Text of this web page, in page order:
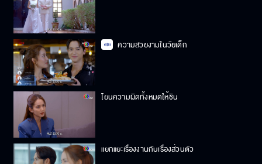
ความสวยงามในวัยเด็ก
โยนความผิดทั้งหมดให้ชิน
แยกแยะเรื่องงานกับเรื่องส่วนตัว